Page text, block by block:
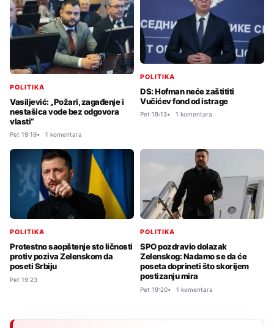
POLITIKA
Vasiljević: „Požari, zagađenje i
nestašica vode bez odgovora
vlasti“
Pet 19:19 1 komentara
POLITIKA
DS: Hofman neće zaštititi
Vučićev fond od istrage
Pet 19:13 1 komentara
POLITIKA
Protestno saopštenje sto ličnosti
protiv poziva Zelenskom da
poseti Srbiju
Pet 19:23
POLITIKA
SPO pozdravio dolazak
Zelenskog: Nadamo se da će
poseta doprineti što skorijem
postizanju mira
Pet 19:20 1 komentara